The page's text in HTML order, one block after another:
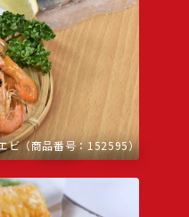
ビ（商品番号：152595）